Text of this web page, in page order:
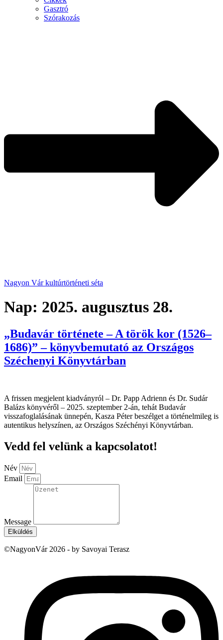
Gasztró
Szórakozás
Nagyon Vár kultúrtörténeti séta
Nap: 2025. augusztus 28.
„Budavár története – A török kor (1526–
1686)” – könyvbemutató az Országos
Széchenyi Könyvtárban
A frissen megjelent kiadványról – Dr. Papp Adrienn és Dr. Sudár
Balázs könyvéről – 2025. szeptember 2-án, tehát Budavár
visszafoglalásának ünnepén, Kasza Péter beszélget a történelmileg is
autentikus helyszínen, az Országos Széchényi Könyvtárban.
Vedd fel velünk a kapcsolatot!
Név
Email
Message
Elküldés
©NagyonVár 2026 - by Savoyai Terasz